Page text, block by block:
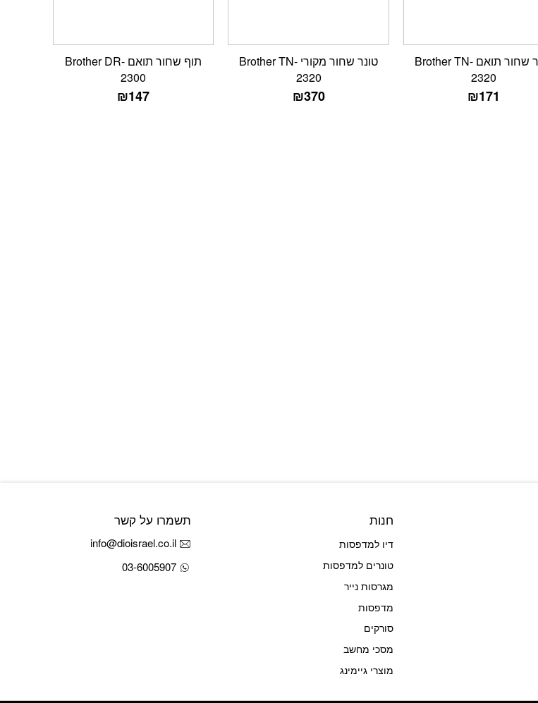
טונר שחור תואם Brother TN-
2320
₪171
טונר שחור מקורי Brother TN-
2320
₪370
תוף שחור תואם Brother DR-
2300
₪147
חנות
דיו למדפסות
טונרים למדפסות
מגרסות נייר
מדפסות
סורקים
מסכי מחשב
מוצרי גיימינג
תשמרו על קשר
info@dioisrael.co.il
03-6005907